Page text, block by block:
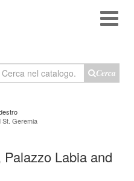
Cerca
Cerca
nel
St. Geremia
Labia and